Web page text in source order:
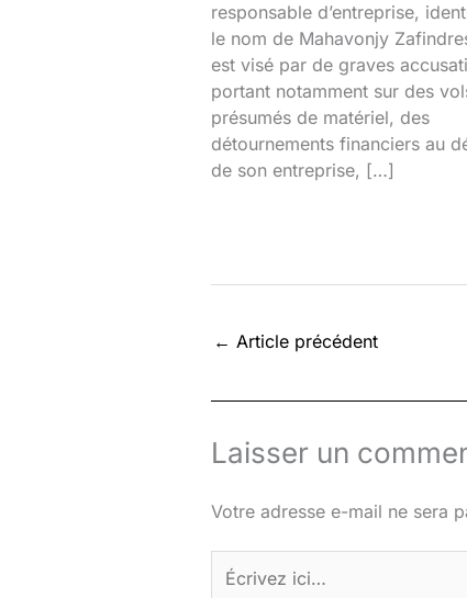
responsable d’entreprise,
le nom de Mahavonjy
est visé par de graves
portant notamment sur des
présumés de matériel, des
détournements financiers au
de son entreprise, […]
← Article précédent
Laisser un
Votre adresse e-mail ne sera
ici…